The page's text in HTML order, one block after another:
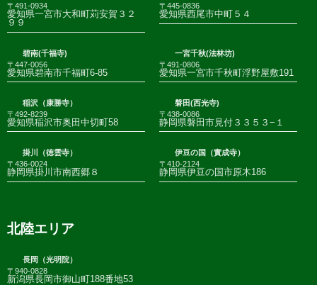
〒491-0934
愛知県一宮市大和町苅安賀３２
９９
〒445-0836
愛知県西尾市中町５４
碧南(千福寺)
〒447-0056
愛知県碧南市千福町6-85
一宮千秋(法林坊)
〒491-0806
愛知県一宮市千秋町浮野屋敷191
稲沢（康勝寺）
〒492-8239
愛知県稲沢市奥田中切町58
磐田(西光寺)
〒438-0086
静岡県磐田市見付３３５３−１
掛川（徳雲寺）
〒436-0024
静岡県掛川市南西郷８
伊豆の国（實成寺）
〒410-2124
静岡県伊豆の国市原木186
北陸エリア
長岡（光明院）
〒940-0828
新潟県長岡市御山町188番地53